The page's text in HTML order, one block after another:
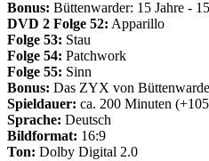
Bonus: Büttenwarder: 15 Jahre -
DVD 2 Folge 52: Apparillo
Folge 53: Stau
Folge 54: Patchwork
Folge 55: Sinn
Bonus: Das ZYX von
Spieldauer: ca. 200 Minuten
Sprache: Deutsch
Bildformat: 16:9
Ton: Dolby Digital 2.0